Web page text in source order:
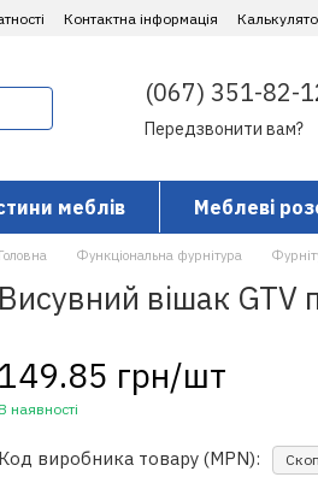
Контактна інформація
(067) 351-82-
Передзвонити вам?
меблів Меблеві
Головна Функціональна фурнітура
Висувний вішак GTV
149.85 грн/шт
наявності
Код виробника товару (MPN):